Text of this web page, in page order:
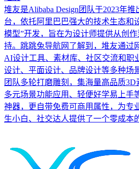
堆友是Alibaba Design团队于2023年
台，依托阿里巴巴强大的技术生态和
模型”开发，旨在为设计师提供从创
持。跳跳兔导航网了解到，堆友通过
AI设计工具、素材库、社区交流和职
设计、平面设计、品牌设计等多种场
团队多轮打磨雕刻，集海量高品质3D
多元场景功能应用、轻便好学易上手
神器，更自带免费可商用属性，为专
生小白、社交达人提供了一个零成本